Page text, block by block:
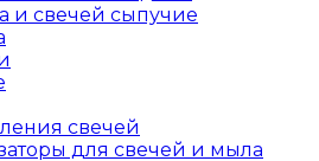
и свечей сыпучие
свечей
для свечей и мыла